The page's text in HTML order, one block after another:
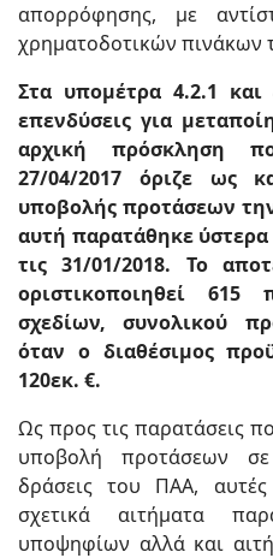
απορρόφησης, με
χρηματοδοτικών πινάκων
Στα υπομέτρα 4.2.1
επενδύσεις για
αρχική πρόσκληση
27/04/2017 όριζε ως
υποβολής προτάσεων
αυτή παρατάθηκε
τις 31/01/2018. Το
οριστικοποιηθεί 615
σχεδίων, συνολικού
όταν ο διαθέσιμος
120εκ. €.
Ως προς τις παρατάσεις
υποβολή προτάσεων
δράσεις του ΠΑΑ,
σχετικά αιτήματα
υποψηφίων αλλά και